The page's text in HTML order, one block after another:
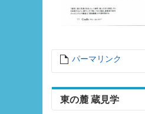
パーマリンク
東の麓 蔵見学